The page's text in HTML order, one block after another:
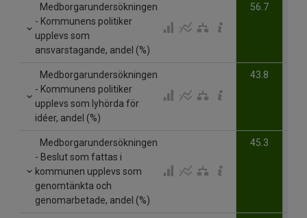
Medborgarundersökningen
- Kommunens politiker
upplevs som
ansvarstagande, andel (%)
56.7
Medborgarundersökningen
- Kommunens politiker
upplevs som lyhörda för
idéer, andel (%)
43.8
Medborgarundersökningen
- Beslut som fattas i
kommunen upplevs som
genomtänkta och
genomarbetade, andel (%)
45.3